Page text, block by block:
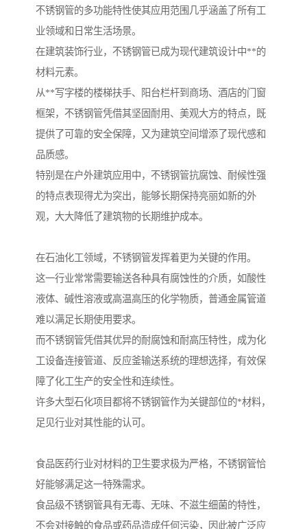
不锈钢管的多功能特性使其应用范围几乎涵盖了所有工
业领域和日常生活场景。
在建筑装饰行业，不锈钢管已成为现代建筑设计中**的
材料元素。
从**写字楼的楼梯扶手、阳台栏杆到商场、酒店的门窗
框架，不锈钢管凭借其坚固耐用、美观大方的特点，既
提供了可靠的安全保障，又为建筑空间增添了现代感和
品质感。
特别是在户外建筑应用中，不锈钢管抗腐蚀、耐候性强
的特点表现得尤为突出，能够长期保持亮丽如新的外
观，大大降低了建筑物的长期维护成本。
在石油化工领域，不锈钢管发挥着更为关键的作用。
这一行业常常需要输送各种具有腐蚀性的介质，如酸性
液体、碱性溶液或高温高压的化学物质，普通金属管道
难以满足长期使用要求。
而不锈钢管凭借其优异的耐腐蚀和耐高压特性，成为化
工设备连接管道、反应釜输送系统的理想选择，有效保
障了化工生产的安全性和连续性。
许多大型石化项目都将不锈钢管作为关键部位的*材料，
足见行业对其性能的认可。
食品医药行业对材料的卫生要求极为严格，不锈钢管恰
好能够满足这一特殊需求。
食品级不锈钢管具有无毒、无味、不滋生细菌的特性，
不会对接触的食品或药品造成任何污染，因此被广泛应